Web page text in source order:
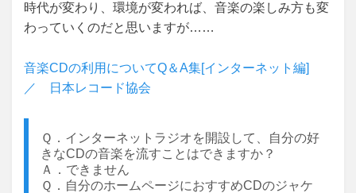
日:
時代が変わり、環境が変われば、音楽の楽しみ方も変
わっていくのだと思いますが……
音楽CDの利用についてQ＆A集[インターネット編]
／ 日本レコード協会
Ｑ．インターネットラジオを開設して、自分の好
きなCDの音楽を流すことはできますか？
Ａ．できません
Ｑ．自分のホームページにおすすめCDのジャケ